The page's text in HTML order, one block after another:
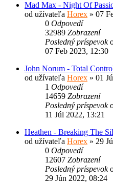
Mad Max - Night Of
od užívateľa Horex » 07
0 Odpovedí
32989 Zobrazení
Posledný príspevok
07 Feb 2023, 12:30
John Norum - Total
od užívateľa Horex » 01
1 Odpovedí
14659 Zobrazení
Posledný príspevok
11 Júl 2022, 13:21
Heathen - Breaking The
od užívateľa Horex » 29
0 Odpovedí
12607 Zobrazení
Posledný príspevok
29 Jún 2022, 08:24